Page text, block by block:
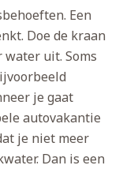
Een
Doe de kraan
uit. Soms
je gaat
autovakantie
je niet meer
Dan is een